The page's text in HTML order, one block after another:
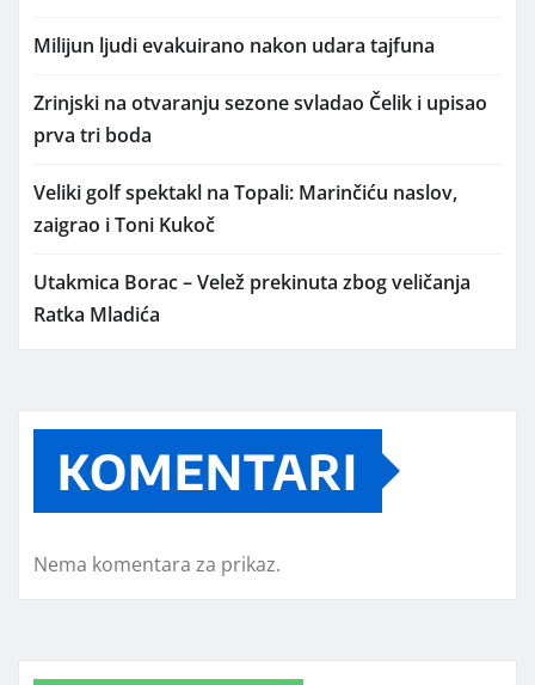
Milijun ljudi evakuirano nakon udara tajfuna
Zrinjski na otvaranju sezone svladao Čelik i upisao
prva tri boda
Veliki golf spektakl na Topali: Marinčiću naslov,
zaigrao i Toni Kukoč
Utakmica Borac – Velež prekinuta zbog veličanja
Ratka Mladića
KOMENTARI
Nema komentara za prikaz.